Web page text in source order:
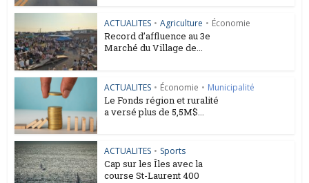
ACTUALITES • Agriculture • Économie
Record d’affluence au 3e
Marché du Village de...
ACTUALITES • Économie • Municipalité
Le Fonds région et ruralité
a versé plus de 5,5M$...
ACTUALITES • Sports
Cap sur les Îles avec la
course St-Laurent 400